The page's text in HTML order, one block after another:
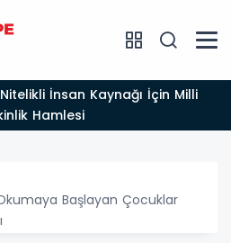
Hamlesi
Başlayan Çocuklar